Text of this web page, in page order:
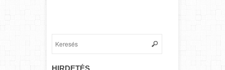
HIRDETÉS